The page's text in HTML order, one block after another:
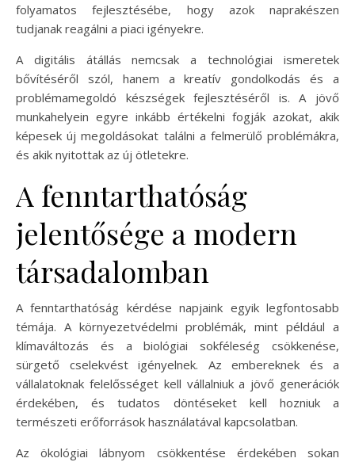
folyamatos fejlesztésébe, hogy azok naprakészen
tudjanak reagálni a piaci igényekre.
A digitális átállás nemcsak a technológiai ismeretek
bővítéséről szól, hanem a kreatív gondolkodás és a
problémamegoldó készségek fejlesztéséről is. A jövő
munkahelyein egyre inkább értékelni fogják azokat, akik
képesek új megoldásokat találni a felmerülő problémákra,
és akik nyitottak az új ötletekre.
A fenntarthatóság
jelentősége a modern
társadalomban
A fenntarthatóság kérdése napjaink egyik legfontosabb
témája. A környezetvédelmi problémák, mint például a
klímaváltozás és a biológiai sokféleség csökkenése,
sürgető cselekvést igényelnek. Az embereknek és a
vállalatoknak felelősséget kell vállalniuk a jövő generációk
érdekében, és tudatos döntéseket kell hozniuk a
természeti erőforrások használatával kapcsolatban.
Az ökológiai lábnyom csökkentése érdekében sokan